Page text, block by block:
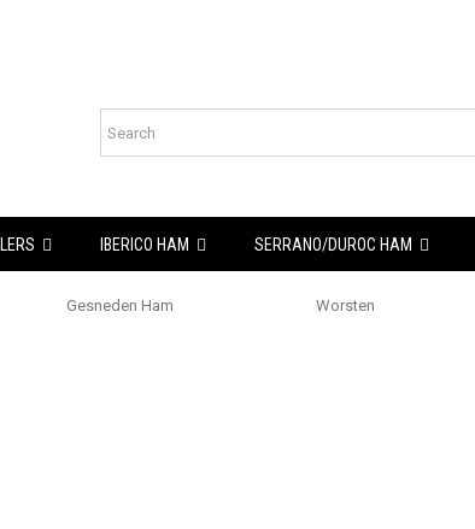
IBERICO HAM SERRANO/DUROC HAM
Gesneden Ham Worsten